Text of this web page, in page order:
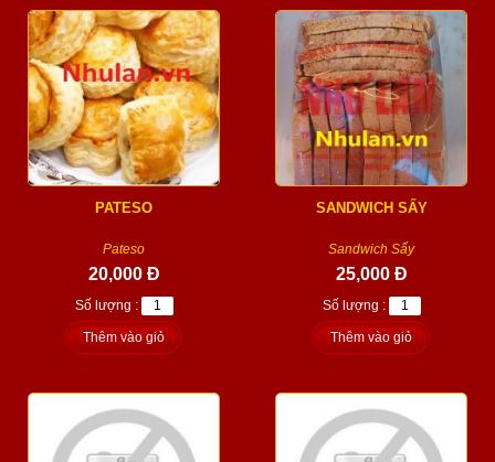
PATESO
Pateso
20,000 Đ
Số lượng :
Thêm vào giỏ
SANDWICH SẤY
Sandwich Sấy
25,000 Đ
Số lượng :
Thêm vào giỏ